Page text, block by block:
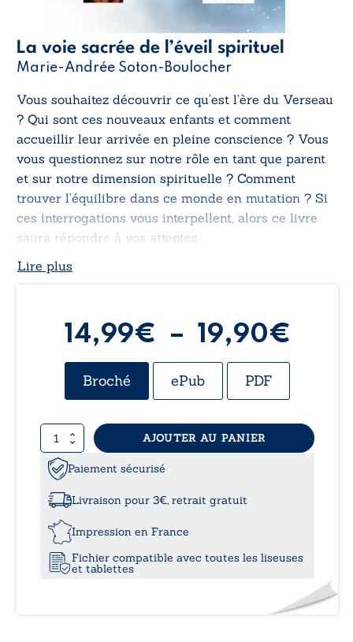
La voie sacrée de l’éveil spirituel
Marie-Andrée Soton-Boulocher
Vous souhaitez découvrir ce qu’est l’ère du Verseau
? Qui sont ces nouveaux enfants et comment
accueillir leur arrivée en pleine conscience ? Vous
vous questionnez sur notre rôle en tant que parent
et sur notre dimension spirituelle ? Comment
trouver l’équilibre dans ce monde en mutation ? Si
ces interrogations vous interpellent, alors ce livre
saura répondre à vos attentes.
Lire plus
14,99€ – 19,90€
de
Broché ePub PDF
quantité
de
La
voie
sacrée
l’éveil
spirituel
AJOUTER AU PANIER
Paiement sécurisé
Livraison pour 3€, retrait gratuit
Impression en France
Fichier compatible avec toutes les liseuses
et tablettes